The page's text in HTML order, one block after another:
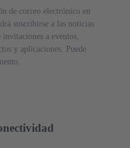
de correo electrónico en
suscribirse a las noticias
a eventos,
y aplicaciones. Puede